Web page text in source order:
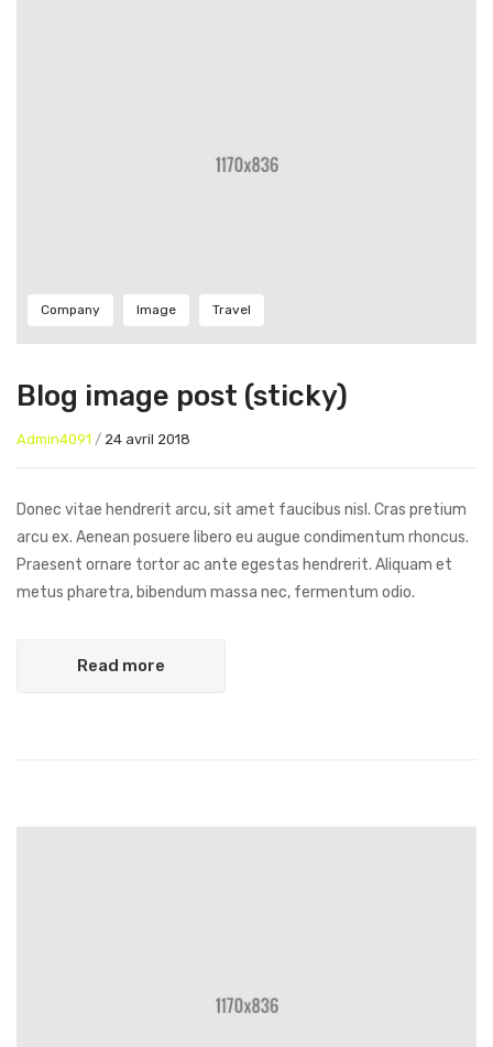
Company Image Travel
Blog image post (sticky)
Admin4091 / 24 avril 2018
Donec vitae hendrerit arcu, sit amet faucibus nisl. Cras pretium
arcu ex. Aenean posuere libero eu augue condimentum rhoncus.
Praesent ornare tortor ac ante egestas hendrerit. Aliquam et
metus pharetra, bibendum massa nec, fermentum odio.
Read more